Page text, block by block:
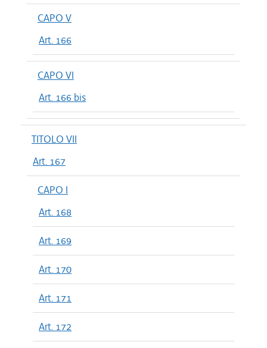
CAPO V
Art. 166
CAPO VI
Art. 166 bis
TITOLO VII
Art. 167
CAPO I
Art. 168
Art. 169
Art. 170
Art. 171
Art. 172